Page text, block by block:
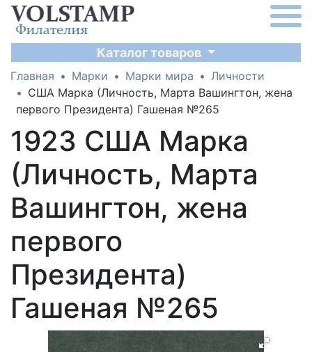
Каталог товаров
Главная Марки Марки мира
Личности
США Марка (Личность, Марта Вашингтон, жена
первого Президента) Гашеная №265
1923 США Марка
(Личность, Марта
Вашингтон, жена
первого
Президента)
Гашеная №265